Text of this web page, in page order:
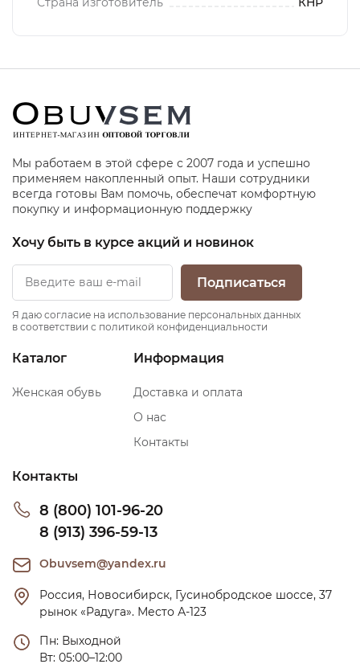
Мы работаем в этой сфере с 2007 года и успешно
применяем накопленный опыт. Наши сотрудники
всегда готовы Вам помочь, обеспечат комфортную
покупку и информационную поддержку
Хочу быть в курсе акций и новинок
Подписаться
Я даю согласие на использование персональных данных
в соответствии с политикой конфиденциальности
Каталог
Женская обувь
Информация
Доставка и оплата
О нас
Контакты
Контакты
8 (800) 101-96-20
8 (913) 396-59-13
Obuvsem@yandex.ru
Россия, Новосибирск, Гусинобродское шоссе, 37
рынок «Радуга». Место А-123
Пн: Выходной
Вт: 05:00–12:00